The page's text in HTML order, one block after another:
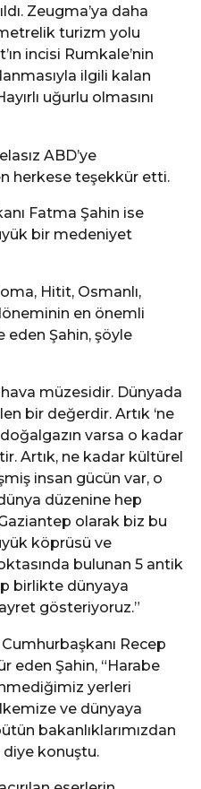
Zeugma’ya daha
turizm yolu
incisi Rumkale’nin
ilgili kalan
uğurlu olmasını
ABD’ye
herkese teşekkür etti.
Fatma Şahin ise
bir medeniyet
Hitit, Osmanlı,
en önemli
eden Şahin, şöyle
müzesidir. Dünyada
bir değerdir. Artık ‘ne
varsa o kadar
Artık, ne kadar kültürel
insan gücün var, o
düzenine hep
olarak biz bu
köprüsü ve
bulunan 5 antik
birlikte dünyaya
gösteriyoruz.”
Recep
eden Şahin, “Harabe
yerleri
ve dünyaya
bakanlıklarımızdan
diye konuştu.